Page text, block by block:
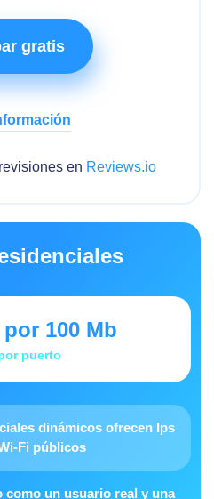
gratis
en Reviews.io
por 100 Mb
puerto
dinámicos ofrecen Ips
Fi públicos
como un usuario real y una